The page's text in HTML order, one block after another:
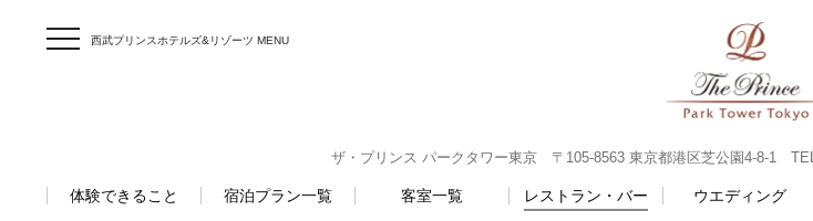
西武プリンスホテルズ&リゾーツ MENU
ザ・プリンス パークタワー東京 〒105-8563 東京都港区芝公園4-8-1
体験できること 宿泊プラン一覧 客室一覧 レストラン・バー ウエディング